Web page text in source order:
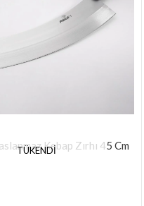
TÜKENDIKebap Zırhı 45 Cm